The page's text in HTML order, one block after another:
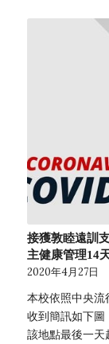
接獲敦睦遠訓
主健康管理14
2020年4月27日
本校依照中央流
收到簡訊如下圖
該地點最後一天